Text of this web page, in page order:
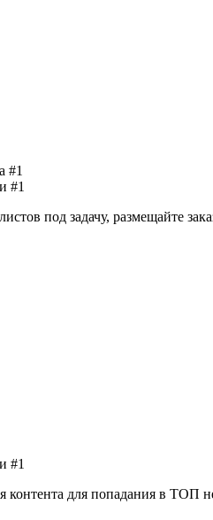
#1
#1
под задачу, размещайте
#1
для попадания в ТОП